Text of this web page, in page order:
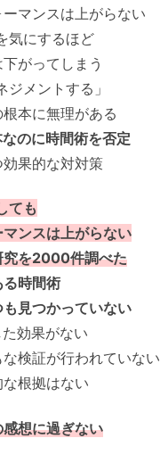
マンスは上がらない
にするほど
がってしまう
メントする」
本に無理がある
のに時間術を否定
的な対対策
ても
ンスは上がらない
究を2000件調べた
時間術
見つかっていない
果がない
が行われていない
はない
想に過ぎない